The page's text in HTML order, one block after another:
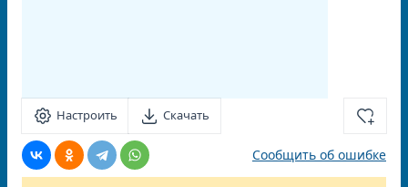
Настроить Скачать
Сообщить об ошибке